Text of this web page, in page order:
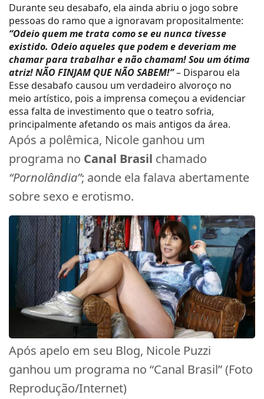
Durante seu desabafo, ela ainda abriu o jogo sobre
pessoas do ramo que a ignoravam propositalmente:
“Odeio quem me trata como se eu nunca tivesse
existido. Odeio aqueles que podem e deveriam me
chamar para trabalhar e não chamam! Sou um ótima
atriz! NÃO FINJAM QUE NÃO SABEM!”– Disparou ela
Esse desabafo causou um verdadeiro alvoroço no
meio artístico, pois a imprensa começou a evidenciar
essa falta de investimento que o teatro sofria,
principalmente afetando os mais antigos da área.
Após a polêmica, Nicole ganhou um
programa no Canal Brasil chamado
“Pornolândia”; aonde ela falava abertamente
sobre sexo e erotismo.
Após apelo em seu Blog, Nicole Puzzi
ganhou um programa no “Canal Brasil” (Foto
Reprodução/Internet)